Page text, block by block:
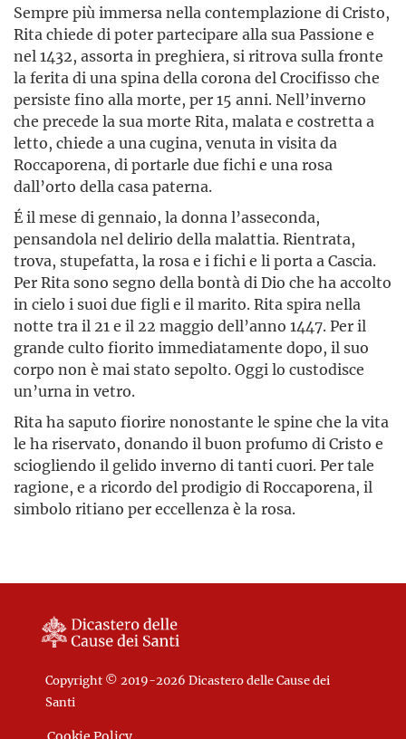
Sempre più immersa nella contemplazione di Cristo,
Rita chiede di poter partecipare alla sua Passione e
nel 1432, assorta in preghiera, si ritrova sulla fronte
la ferita di una spina della corona del Crocifisso che
persiste fino alla morte, per 15 anni. Nell’inverno
che precede la sua morte Rita, malata e costretta a
letto, chiede a una cugina, venuta in visita da
Roccaporena, di portarle due fichi e una rosa
dall’orto della casa paterna.
É il mese di gennaio, la donna l’asseconda,
pensandola nel delirio della malattia. Rientrata,
trova, stupefatta, la rosa e i fichi e li porta a Cascia.
Per Rita sono segno della bontà di Dio che ha accolto
in cielo i suoi due figli e il marito. Rita spira nella
notte tra il 21 e il 22 maggio dell’anno 1447. Per il
grande culto fiorito immediatamente dopo, il suo
corpo non è mai stato sepolto. Oggi lo custodisce
un’urna in vetro.
Rita ha saputo fiorire nonostante le spine che la vita
le ha riservato, donando il buon profumo di Cristo e
sciogliendo il gelido inverno di tanti cuori. Per tale
ragione, e a ricordo del prodigio di Roccaporena, il
simbolo ritiano per eccellenza è la rosa.
Copyright © 2019-2026 Dicastero delle Cause dei
Santi